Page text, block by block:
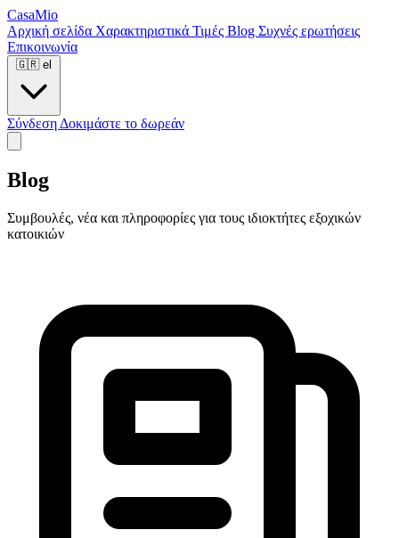
CasaMio
Αρχική σελίδα Χαρακτηριστικά Τιμές Blog Συχνές ερωτήσεις
Επικοινωνία
🇬🇷 el
Σύνδεση Δοκιμάστε το δωρεάν
Blog
Συμβουλές, νέα και πληροφορίες για τους ιδιοκτήτες εξοχικών
κατοικιών